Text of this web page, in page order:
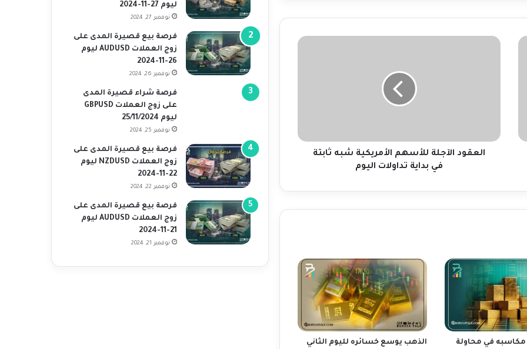
ا
آ
ل
ا
أ
م
ر
ي
ك
العقود الآجلة للأسهم الأمريكية شبه ثابتة
في بداية تداولات اليوم
في محاولة الذهب يوسع خسائره لليوم الثاني
ليوم 27-11-2024
نوفمبر 27, 2024
فرصة بيع قصيرة المدى على
زوج العملات AUDUSD ليوم
26-11-2024
نوفمبر 26, 2024
فرصة شراء قصيرة المدى
على زوج العملات GBPUSD
ليوم 25/11/2024
نوفمبر 25, 2024
فرصة بيع قصيرة المدى على
زوج العملات NZDUSD ليوم
22-11-2024
نوفمبر 22, 2024
فرصة بيع قصيرة المدى على
زوج العملات AUDUSD ليوم
21-11-2024
نوفمبر 21, 2024